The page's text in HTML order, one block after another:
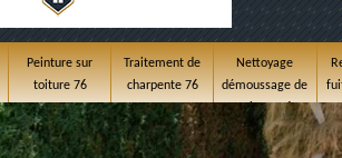
Peinture sur
toiture 76
Traitement de
charpente 76
Nettoyage
démoussage de
toiture 76